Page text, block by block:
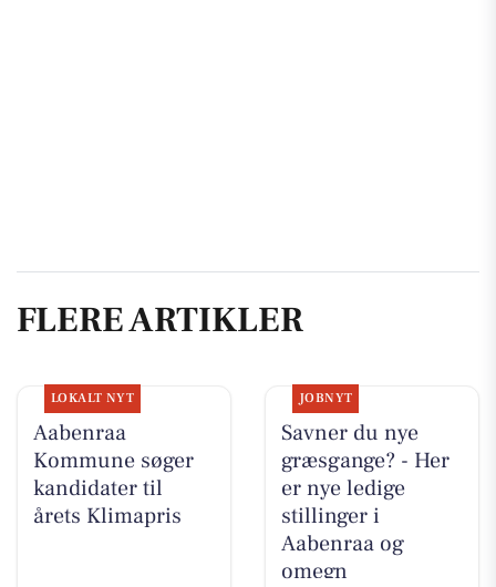
FLERE ARTIKLER
LOKALT NYT
Aabenraa
Kommune søger
kandidater til
årets Klimapris
JOBNYT
Savner du nye
græsgange? - Her
er nye ledige
stillinger i
Aabenraa og
omegn